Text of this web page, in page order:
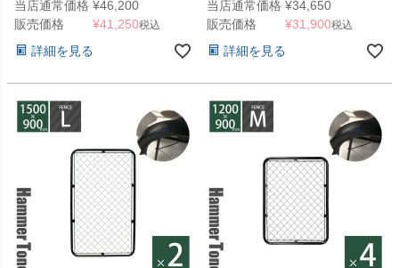
ット 」
当店通常価格 ¥46,200
販売価格
¥41,250税込
詳細を見る
ット 」
当店通常価格 ¥34,650
販売価格
¥31,900税込
詳細を見る